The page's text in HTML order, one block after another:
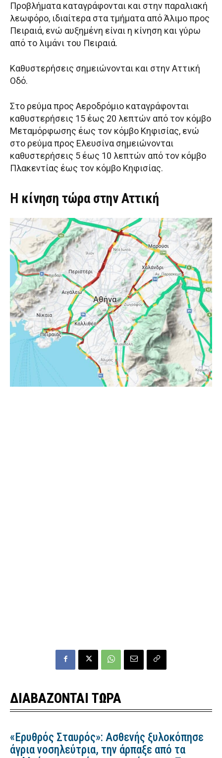
Προβλήματα καταγράφονται και στην παραλιακή
λεωφόρο, ιδιαίτερα στα τμήματα από Άλιμο προς
Πειραιά, ενώ αυξημένη είναι η κίνηση και γύρω
από το λιμάνι του Πειραιά.
Καθυστερήσεις σημειώνονται και στην Αττική
Οδό.
Στο ρεύμα προς Αεροδρόμιο καταγράφονται
καθυστερήσεις 15 έως 20 λεπτών από τον κόμβο
Μεταμόρφωσης έως τον κόμβο Κηφισίας, ενώ
στο ρεύμα προς Ελευσίνα σημειώνονται
καθυστερήσεις 5 έως 10 λεπτών από τον κόμβο
Πλακεντίας έως τον κόμβο Κηφισίας.
Η κίνηση τώρα στην Αττική
ΔΙΑΒΑΖΟΝΤΑΙ ΤΩΡΑ
«Ερυθρός Σταυρός»: Ασθενής ξυλοκόπησε
άγρια νοσηλεύτρια, την άρπαξε από τα